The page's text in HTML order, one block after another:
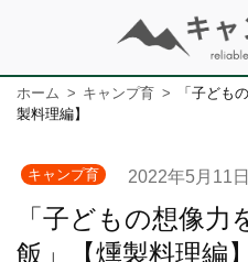
ホーム キャンプ育
「子ども
製料理編】
キャンプ育 2022年5月11日
「子どもの想像
飯」【燻製料理編】